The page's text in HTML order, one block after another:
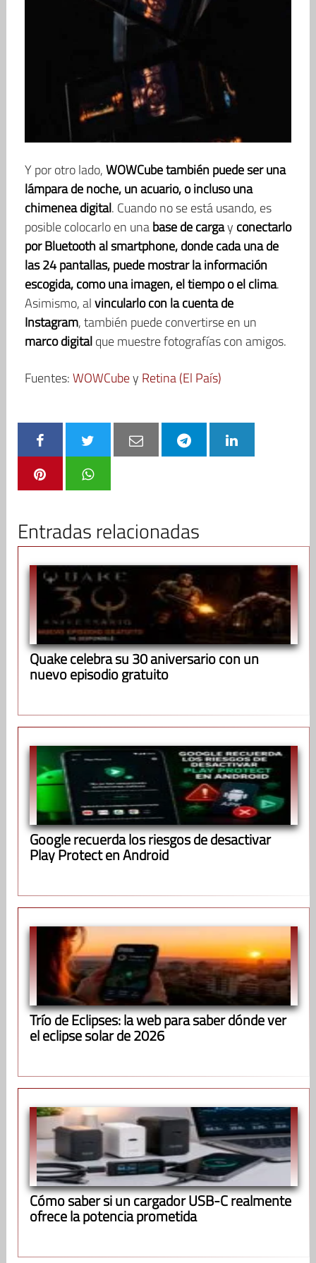
Y por otro lado,WOWCube también puede ser una
lámpara de noche, un acuario, o incluso una
chimenea digital. Cuando no se está usando, es
posible colocarlo en unabase de cargay conectarlo
por Bluetooth al smartphone, donde cada una de
las 24 pantallas, puede mostrar la información
escogida, como una imagen, el tiempo o el clima.
Asimismo, alvincularlo con la cuenta de
Instagram, también puede convertirse en un
marco digitalque muestre fotografías con amigos.
Fuentes:WOWCubey Retina (El País)
Entradas relacionadas
Quake celebra su 30 aniversario con un
nuevo episodio gratuito
Google recuerda los riesgos de desactivar
Play Protect en Android
Trío de Eclipses: la web para saber dónde ver
el eclipse solar de 2026
Cómo saber si un cargador USB-C realmente
ofrece la potencia prometida